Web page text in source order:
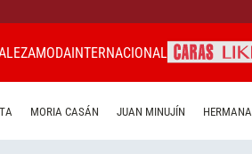
MODAINTERNACIONAL
MORIA CASÁN JUAN MINUJÍN